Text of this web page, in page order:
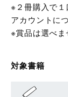
※２冊購入で
アカウントに
※賞品は選べま
対象書籍